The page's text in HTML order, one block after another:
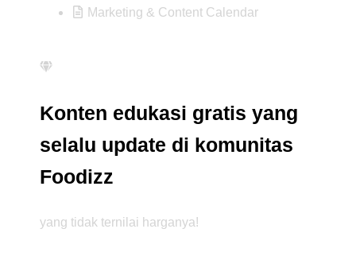
Marketing & Content Calendar
Konten edukasi gratis yang
selalu update di komunitas
Foodizz
yang tidak ternilai harganya!